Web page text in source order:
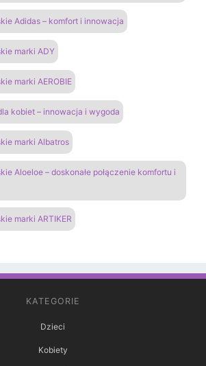
Adidas – komfort i innowacja
marki ADY
marki AEROBIE
kobiet – innowacja i wygoda
marki Albatros
Aloeloe – doskonałe połączenie komfortu i
marki ARTIKER
KATEGORIE
Dzieci
Kobiety